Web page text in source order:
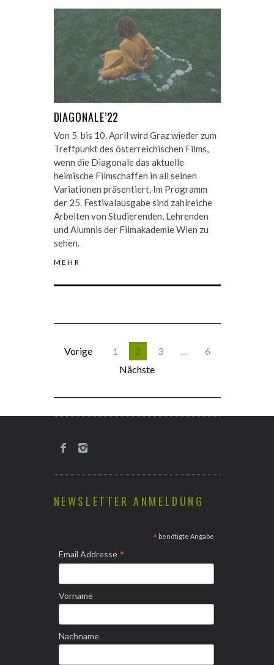
DIAGONALE’22
Von 5. bis 10. April wird Graz wieder zum
Treffpunkt des österreichischen Films,
wenn die Diagonale das aktuelle
heimische Filmschaffen in all seinen
Variationen präsentiert. Im Programm
der 25. Festivalausgabe sind zahlreiche
Arbeiten von Studierenden, Lehrenden
und Alumnis der Filmakademie Wien zu
sehen.
MEHR
Vorige 1 2 3 …
6
Nächste
NEWSLETTER ANMELDUNG
* benötigte Angabe
Email Addresse *
Vorname
Nachname